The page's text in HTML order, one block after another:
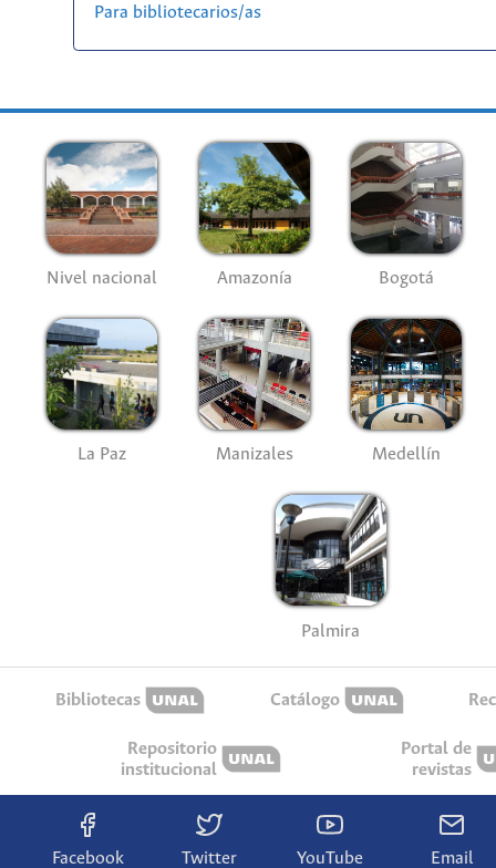
Para bibliotecarios/as
Nivel nacional Amazonía Bogotá
La Paz Manizales Medellín
Palmira
Bibliotecas Catálogo
Repositorio
institucional
Portal de
revistas
Facebook Twitter YouTube Email